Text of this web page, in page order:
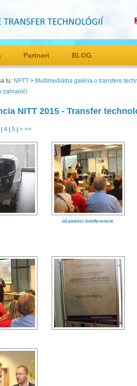
Partneri BLOG
tu: NPTT > Multimediálna galéria o transfere
zahraničí
NITT 2015 - Transfer
4 5 > >>
účastníci konferencie